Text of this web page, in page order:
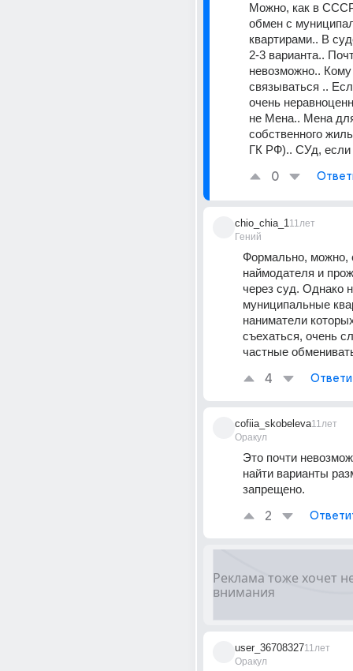
Можно, как в
обмен с
квартирами.. В
2-3 варианта..
невозможно..
связываться ..
очень
не Мена.. Мена
собственного
ГК РФ).. СУд, если
0
chio_chia_1
Гений
11лет
Формально, можно,
наймодателя и
через суд. Однако
муниципальные
наниматели
съехаться, очень
частные
4
cofiia_skobeleva
Оракул
11лет
Это почти
найти варианты
запрещено.
2
user_36708327
Оракул
11лет